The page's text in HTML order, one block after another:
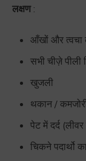
लक्षण:
आँखों और त्वचा
सभी चीज़े पीली
खुजली
थकान /
पेट में दर्द (लीवर
चिकने पदार्थो